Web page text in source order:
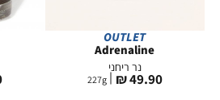
OUTLET
Adrenaline
נר ריחני
מחיר
49.90 ₪
227g